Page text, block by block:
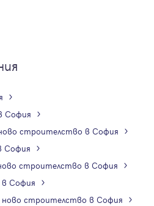
София
строителство в София
София
строителство в София
София
строителство в София